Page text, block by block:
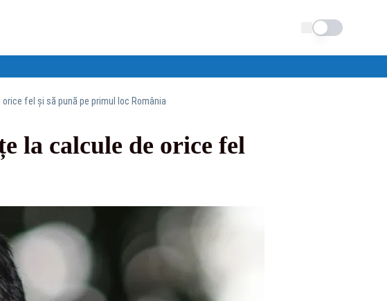
Schimba tema
fel și să pună pe primul loc România
la calcule de orice fel